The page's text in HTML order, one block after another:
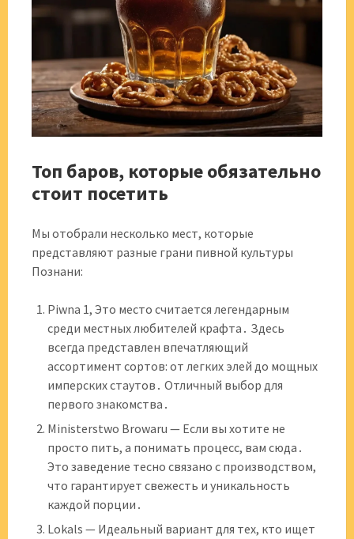
Топ баров, которые обязательно
стоит посетить
Мы отобрали несколько мест, которые
представляют разные грани пивной культуры
Познани:
Piwna 1, Это место считается легендарным
среди местных любителей крафта․ Здесь
всегда представлен впечатляющий
ассортимент сортов: от легких элей до мощных
имперских стаутов․ Отличный выбор для
первого знакомства․
Ministerstwo Browaru — Если вы хотите не
просто пить, а понимать процесс, вам сюда․
Это заведение тесно связано с производством,
что гарантирует свежесть и уникальность
каждой порции․
Lokals — Идеальный вариант для тех, кто ищет